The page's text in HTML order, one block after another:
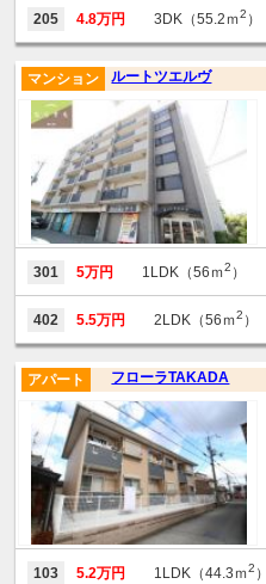
205 4.8万円 3DK（55.2ｍ2 ）
ルートツエルヴ
マンション
301 5万円 1LDK（56ｍ2 ）
402 5.5万円 2LDK（56ｍ2 ）
フローラTAKADA
アパート
103 5.2万円 1LDK（44.3ｍ2 ）